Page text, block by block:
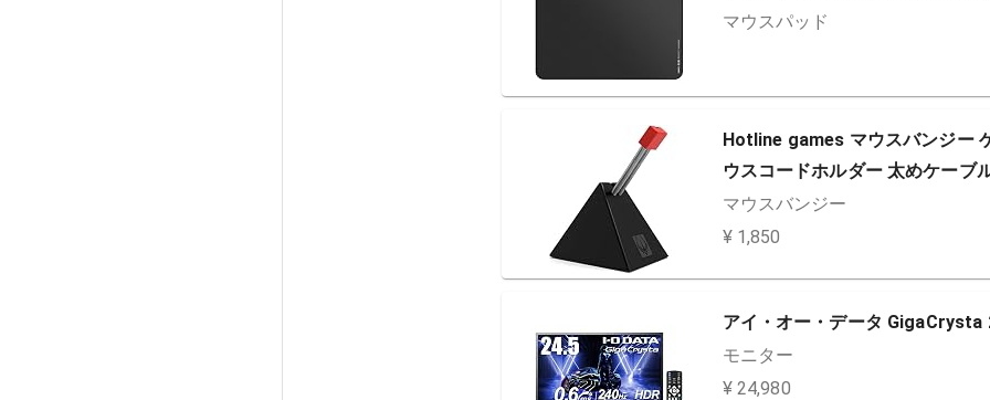
マウスパッド
Hotline games マウスバンジー
ウスコードホルダー 太めケーブ
マウスバンジー
¥ 1,850
アイ・オー・データ GigaCrysta
モニター
¥ 24,980